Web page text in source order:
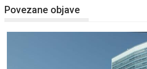
Povezane objave